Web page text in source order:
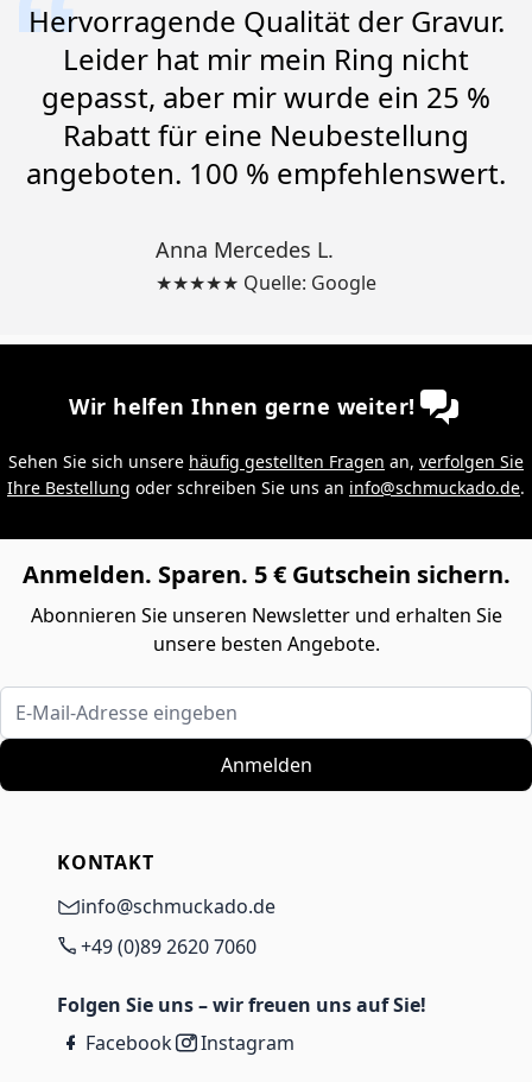
Hervorragende Qualität der Gravur.
Leider hat mir mein Ring nicht
gepasst, aber mir wurde ein 25 %
Rabatt für eine Neubestellung
angeboten. 100 % empfehlenswert.
Anna Mercedes L.
★★★★★ Quelle: Google
Wir helfen Ihnen gerne weiter!
Sehen Sie sich unsere häufig gestellten Fragen an, verfolgen Sie
Ihre Bestellung oder schreiben Sie uns an info@schmuckado.de.
Anmelden. Sparen. 5 € Gutschein sichern.
Abonnieren Sie unseren Newsletter und erhalten Sie
unsere besten Angebote.
E-Mail-Adresse eingeben
Anmelden
KONTAKT
info@schmuckado.de
+49 (0)89 2620 7060
Folgen Sie uns – wir freuen uns auf Sie!
Facebook
Instagram